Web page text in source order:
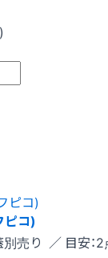
コ)
売り ／ 目安：2